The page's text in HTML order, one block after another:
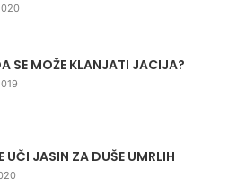
SE MOŽE KLANJATI JACIJA?
UČI JASIN ZA DUŠE UMRLIH